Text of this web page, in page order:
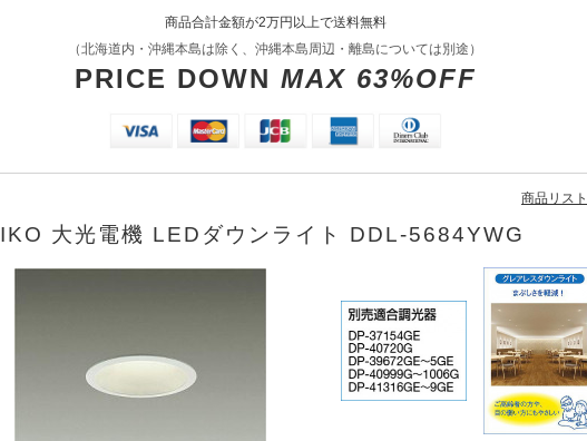
商品合計金額が2万円以上で送料無料
（北海道内・沖縄本島は除く、沖縄本島周辺・離島については別途）
PRICE DOWN MAX 63%OFF
商品リス
大光電機 LEDダウンライト DDL-5684YWG